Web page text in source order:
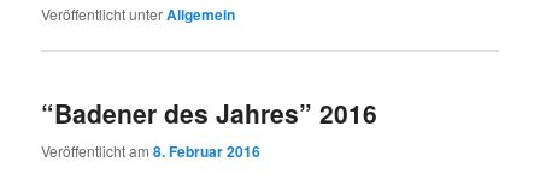
Veröffentlicht unterAllgemein
“Badener des Jahres” 2016
Veröffentlicht am8. Februar 2016